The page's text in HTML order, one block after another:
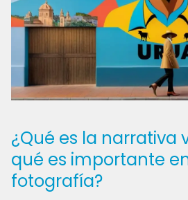
¿Qué es la narrativa
qué es importante
fotografía?